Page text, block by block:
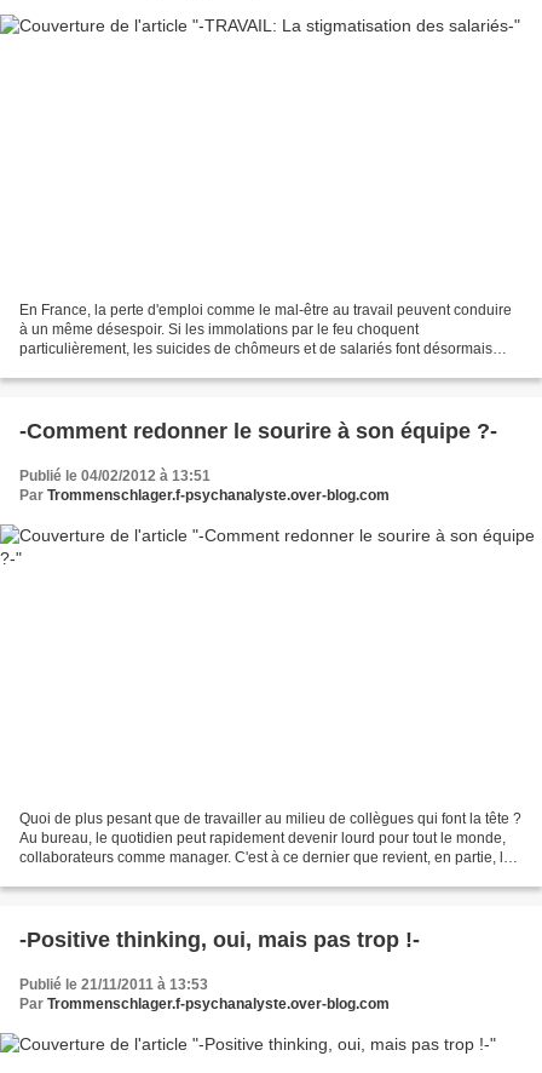
En France, la perte d'emploi comme le mal-être au travail peuvent conduire
à un même désespoir. Si les immolations par le feu choquent
particulièrement, les suicides de chômeurs et de salariés font désormais
-Comment redonner le sourire à son équipe ?-
Publié le 04/02/2012 à 13:51
Par Trommenschlager.f-psychanalyste.over-blog.com
Quoi de plus pesant que de travailler au milieu de collègues qui font la tête ?
Au bureau, le quotidien peut rapidement devenir lourd pour tout le monde,
collaborateurs comme manager. C'est à ce dernier que revient, en partie, la
-Positive thinking, oui, mais pas trop !-
Publié le 21/11/2011 à 13:53
Par Trommenschlager.f-psychanalyste.over-blog.com